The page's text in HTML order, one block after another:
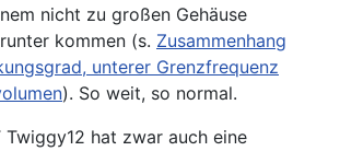
nicht zu großen Gehäuse
kommen (s. Zusammenhang
unterer Grenzfrequenz
). So weit, so normal.
Twiggy12 hat zwar auch eine